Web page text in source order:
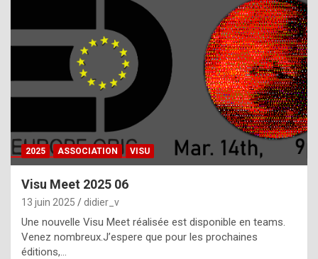
h
a
t
t
2025 ASSOCIATION VISU
Visu Meet 2025 06
13 juin 2025 didier_v
Une nouvelle Visu Meet réalisée est disponible en teams.
Venez nombreux.J’espere que pour les prochaines
éditions,…